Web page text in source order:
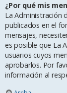
¿Por qué mis
La Administración
publicados en el
mensajes,
es posible que La
usuarios cuyos
aprobarlos. Por
información al